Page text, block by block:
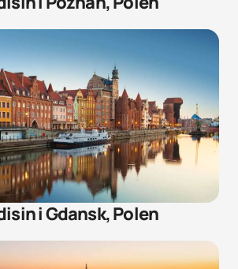
i Gdansk, Polen